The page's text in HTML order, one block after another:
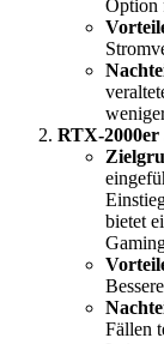
Option
RTX-2000er
bietet
Fällen